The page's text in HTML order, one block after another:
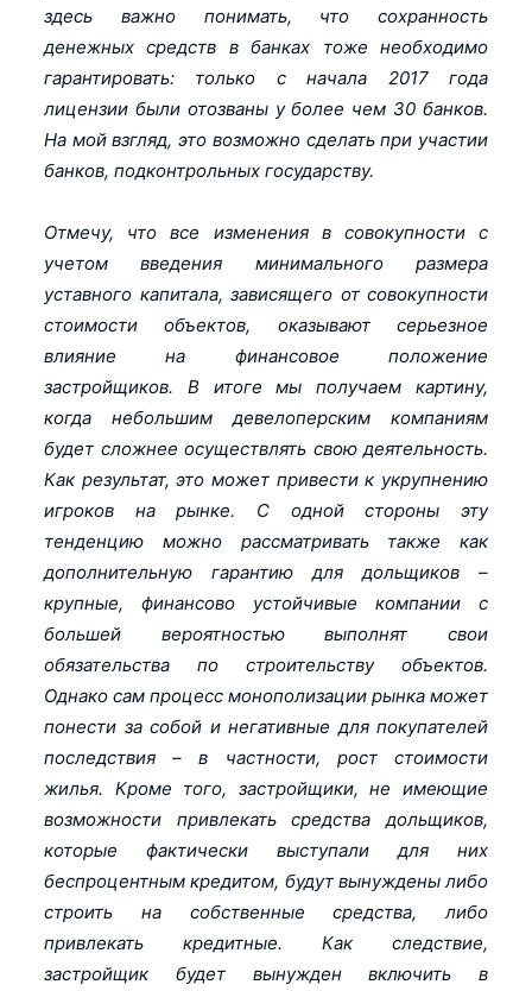
здесь важно понимать, что сохранность
денежных средств в банках тоже необходимо
гарантировать: только с начала 2017 года
лицензии были отозваны у более чем 30 банков.
На мой взгляд, это возможно сделать при участии
банков, подконтрольных государству.
Отмечу, что все изменения в совокупности с
учетом введения минимального размера
уставного капитала, зависящего от совокупности
стоимости объектов, оказывают серьезное
влияние на финансовое положение
застройщиков. В итоге мы получаем картину,
когда небольшим девелоперским компаниям
будет сложнее осуществлять свою деятельность.
Как результат, это может привести к укрупнению
игроков на рынке. С одной стороны эту
тенденцию можно рассматривать также как
дополнительную гарантию для дольщиков –
крупные, финансово устойчивые компании с
большей вероятностью выполнят свои
обязательства по строительству объектов.
Однако сам процесс монополизации рынка может
понести за собой и негативные для покупателей
последствия – в частности, рост стоимости
жилья. Кроме того, застройщики, не имеющие
возможности привлекать средства дольщиков,
которые фактически выступали для них
беспроцентным кредитом, будут вынуждены либо
строить на собственные средства, либо
привлекать кредитные. Как следствие,
застройщик будет вынужден включить в